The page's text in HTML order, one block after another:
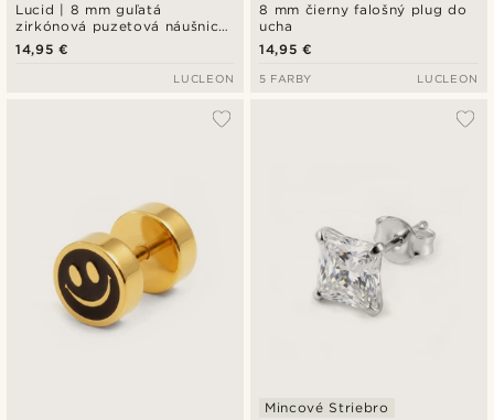
Lucid | 8 mm guľatá
zirkónová puzetová náušnica
z mincového striebra 925
14,95 €
LUCLEON
8 mm čierny falošný plug do
ucha
14,95 €
5 FARBY LUCLEON
Mincové Striebro